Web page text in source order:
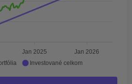
Jan 2025 Jan 2026
Investované celkom